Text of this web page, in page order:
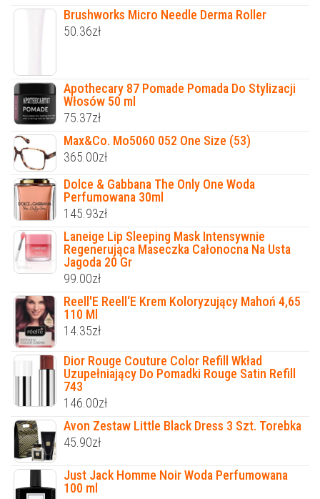
Brushworks Micro Needle Derma Roller
50.36zł
Apothecary 87 Pomade Pomada Do Stylizacji
Włosów 50 ml
75.37zł
Max&Co. Mo5060 052 One Size (53)
365.00zł
Dolce & Gabbana The Only One Woda
Perfumowana 30ml
145.93zł
Laneige Lip Sleeping Mask Intensywnie
Regenerująca Maseczka Całonocna Na Usta
Jagoda 20 Gr
99.00zł
Reell'E Reell‘E Krem ​​Koloryzujący Mahoń 4,65
110 Ml
14.35zł
Dior Rouge Couture Color Refill Wkład
Uzupełniający Do Pomadki Rouge Satin Refill
743
146.00zł
Avon Zestaw Little Black Dress 3 Szt. Torebka
45.90zł
Just Jack Homme Noir Woda Perfumowana
100 ml